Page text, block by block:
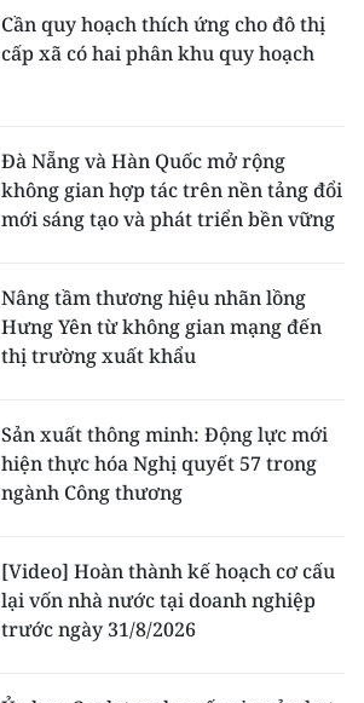
Cần quy hoạch thích ứng cho đô thị
cấp xã có hai phân khu quy hoạch
Đà Nẵng và Hàn Quốc mở rộng
không gian hợp tác trên nền tảng đổi
mới sáng tạo và phát triển bền vững
Nâng tầm thương hiệu nhãn lồng
Hưng Yên từ không gian mạng đến
thị trường xuất khẩu
Sản xuất thông minh: Động lực mới
hiện thực hóa Nghị quyết 57 trong
ngành Công thương
[Video] Hoàn thành kế hoạch cơ cấu
lại vốn nhà nước tại doanh nghiệp
trước ngày 31/8/2026